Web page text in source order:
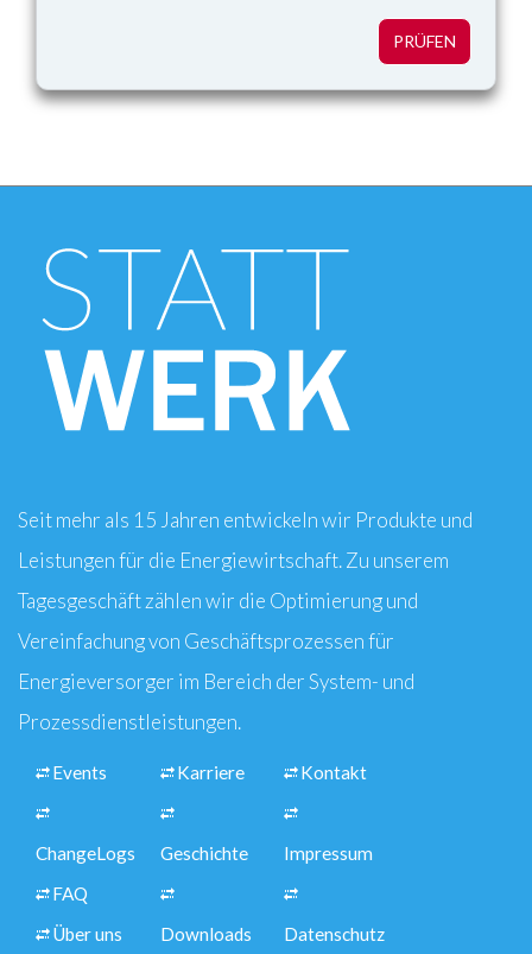
Seit mehr als 15 Jahren entwickeln wir Produkte und
Leistungen für die Energiewirtschaft. Zu unserem
Tagesgeschäft zählen wir die Optimierung und
Vereinfachung von Geschäftsprozessen für
Energieversorger im Bereich der System- und
Prozessdienstleistungen.
Events
ChangeLogs
FAQ
Über uns
Karriere
Geschichte
Downloads
Kontakt
Impressum
Datenschutz